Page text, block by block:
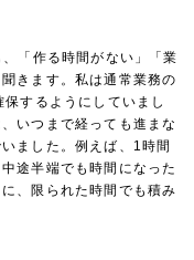
「作る時間がない」「業
きます。私は通常業務の
するようにしていまし
いつまで経っても進まな
ました。例えば、1時間
途半端でも時間になった
、限られた時間でも積み